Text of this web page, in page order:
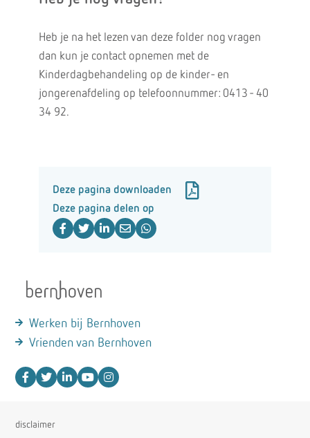
Heb je na het lezen van deze folder nog vragen
dan kun je contact opnemen met de
Kinderdagbehandeling op de kinder- en
jongerenafdeling op telefoonnummer: 0413 - 40
34 92.
Deze pagina downloaden
Deze pagina delen op
Werken bij Bernhoven
Vrienden van Bernhoven
disclaimer